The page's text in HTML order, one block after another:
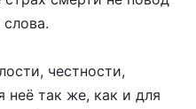
честности,
неё так же, как и для